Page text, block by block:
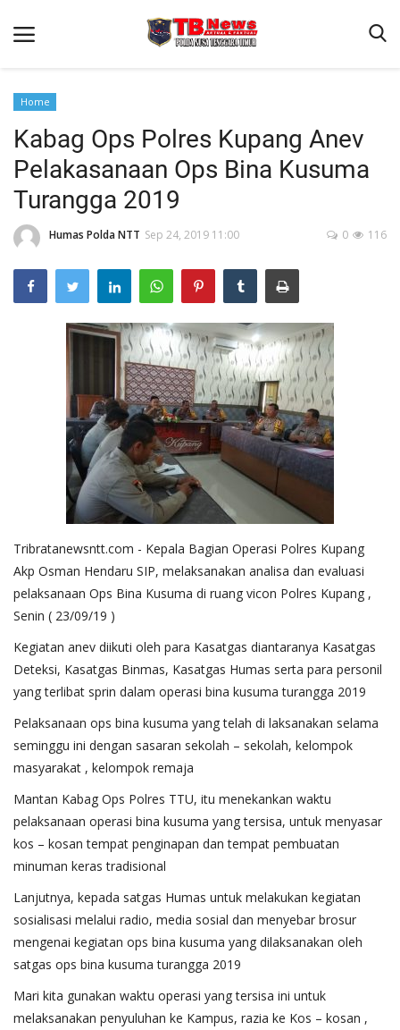
Beranda
Binkam
Terms & Conditions
Reskrim
Lantas
Polisi Kita
Mitra Polisi
Giat Ops
Link Polda NTT
Home
Kabag Ops Polres Kupang Anev
Pelakasanaan Ops Bina Kusuma
Turangga 2019
Humas Polda NTT Sep 24, 2019 11:00 116
0
Tribratanewsntt.com - Kepala Bagian Operasi Polres Kupang
Akp Osman Hendaru SIP, melaksanakan analisa dan evaluasi
pelaksanaan Ops Bina Kusuma di ruang vicon Polres Kupang ,
Senin ( 23/09/19 )
Kegiatan anev diikuti oleh para Kasatgas diantaranya Kasatgas
Deteksi, Kasatgas Binmas, Kasatgas Humas serta para personil
yang terlibat sprin dalam operasi bina kusuma turangga 2019
Pelaksanaan ops bina kusuma yang telah di laksanakan selama
seminggu ini dengan sasaran sekolah – sekolah, kelompok
masyarakat , kelompok remaja
Mantan Kabag Ops Polres TTU, itu menekankan waktu
pelaksanaan operasi bina kusuma yang tersisa, untuk menyasar
kos – kosan tempat penginapan dan tempat pembuatan
minuman keras tradisional
Lanjutnya, kepada satgas Humas untuk melakukan kegiatan
sosialisasi melalui radio, media sosial dan menyebar brosur
mengenai kegiatan ops bina kusuma yang dilaksanakan oleh
satgas ops bina kusuma turangga 2019
Mari kita gunakan waktu operasi yang tersisa ini untuk
melaksanakan penyuluhan ke Kampus, razia ke Kos – kosan ,